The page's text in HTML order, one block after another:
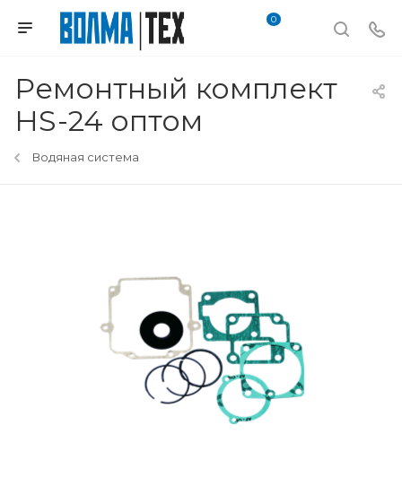
0
Ремонтный комплект
HS-24 оптом
Водяная система